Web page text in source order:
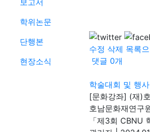
보고서
학위논문
단행본
현장소식
수정 삭제 목록
댓글 0개
학술대회 및 행사
[문화강좌] (재)
호남문화재연구
「제3회 CBNU